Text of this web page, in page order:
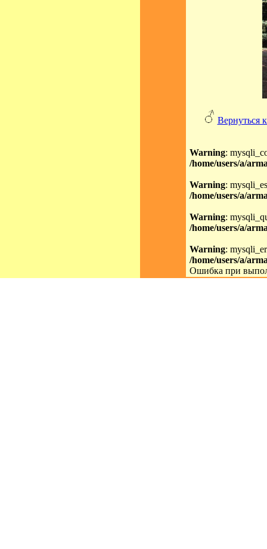
Вернуться
Warning:
/home/users/a/
Warning:
/home/users/a/
Warning:
/home/users/a/
Warning:
/home/users/a/
Ошибка при